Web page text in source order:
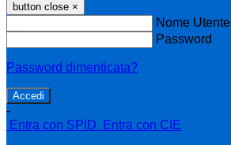
button close ×
Nome Utente
Password
Password dimenticata?
-
Entra con SPID
Entra con CIE